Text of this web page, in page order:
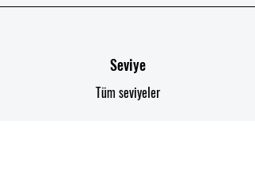
Seviye
Tüm seviyeler